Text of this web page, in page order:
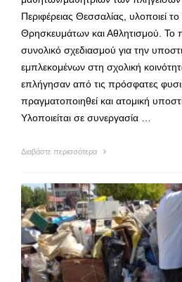
Περιφέρειας Θεσσαλίας, υλοποιεί
Θρησκευμάτων και Αθλητισμού. Το
συνολικό σχεδιασμού για την
εμπλεκομένων στη σχολική
επλήγησαν από τις πρόσφατες
πραγματοποιηθεί και ατομική
Υλοποιείται σε συνεργασία …
Διαβάστε περισσότερα